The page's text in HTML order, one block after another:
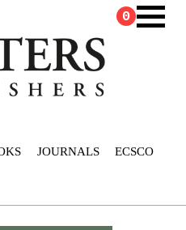
JOURNALS ECSCO
0